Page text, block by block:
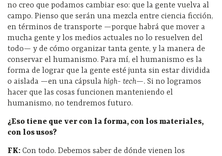
no creo que podamos cambiar eso: que la gente vuelva al
campo. Pienso que serán una mezcla entre ciencia ficción,
en términos de transporte —porque habrá que mover a
mucha gente y los medios actuales no lo resuelven del
todo— y de cómo organizar tanta gente, y la manera de
conservar el humanismo. Para mí, el humanismo es la
forma de lograr que la gente esté junta sin estar dividida
o aislada —en una cápsula high- tech—. Si no logramos
hacer que las cosas funcionen manteniendo el
humanismo, no tendremos futuro.
¿Eso tiene que ver con la forma, con los materiales,
con los usos?
FK: Con todo. Debemos saber de dónde vienen los